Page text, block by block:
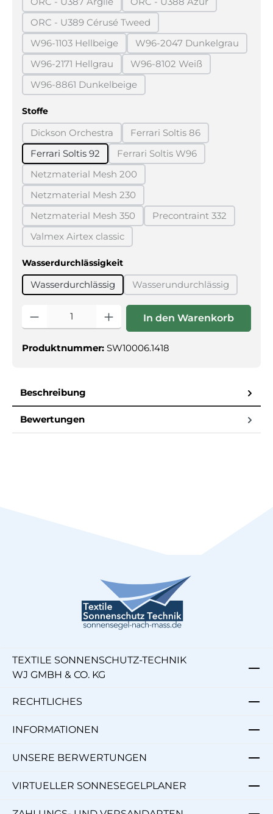
(Diese Option ist zurzeit nicht verfügbar.)
(Diese Option ist zurzeit
ORC - U389 Cérusé Tweed
(Diese Option ist zurzeit nicht verfügbar.)
W96-1103 Hellbeige
(Diese Option ist zurzeit nicht verfügbar.)
W96-2047 Dunkelgrau
(Diese Option ist
W96-2171 Hellgrau
(Diese Option ist zurzeit nicht verfügbar.)
W96-8102 Weiß
(Diese Option ist zurzeit
W96-8861 Dunkelbeige
(Diese Option ist zurzeit nicht verfügbar.)
Stoffeauswählen
Dickson Orchestra
(Diese Option ist zurzeit nicht verfügbar.)
Ferrari Soltis 86
(Diese Option ist zurzeit
Ferrari Soltis 92 Ferrari Soltis W96
(Diese Option ist zurzeit
Netzmaterial Mesh 200
(Diese Option ist zurzeit nicht verfügbar.)
Netzmaterial Mesh 230
(Diese Option ist zurzeit nicht verfügbar.)
Netzmaterial Mesh 350
(Diese Option ist zurzeit nicht verfügbar.)
Precontraint 332
(Diese Option ist
Valmex Airtex classic
(Diese Option ist zurzeit nicht verfügbar.)
Wasserdurchlässigkeitauswählen
Wasserdurchlässig Wasserundurchlässig
(Diese Option ist
Produkt Anzahl: Gib den gewünschten Wert ein oder
In den Warenkorb
Produktnummer: SW10006.1418
Beschreibung
Bewertungen
TEXTILE SONNENSCHUTZ-TECHNIK
WJ GMBH & CO. KG
RECHTLICHES
INFORMATIONEN
UNSERE BERWERTUNGEN
VIRTUELLER SONNESEGELPLANER